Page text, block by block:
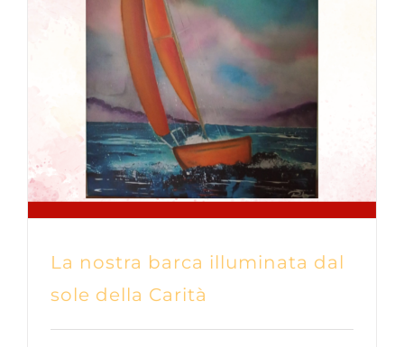
La nostra barca illuminata dal
sole della Carità